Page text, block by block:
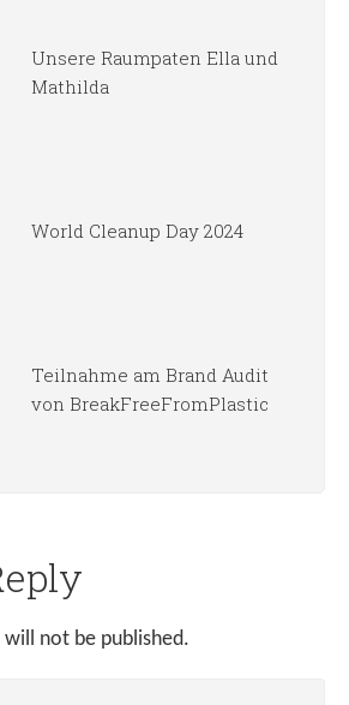
Unsere Raumpaten Ella und
Mathilda
World Cleanup Day 2024
Teilnahme am Brand Audit
von BreakFreeFromPlastic
will not be published.